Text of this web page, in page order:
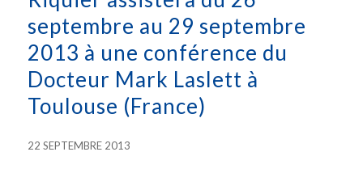
septembre au 29 septembre
2013 à une conférence du
Docteur Mark Laslett à
Toulouse (France)
22 SEPTEMBRE 2013